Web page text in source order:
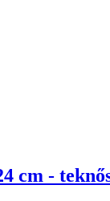
cm -